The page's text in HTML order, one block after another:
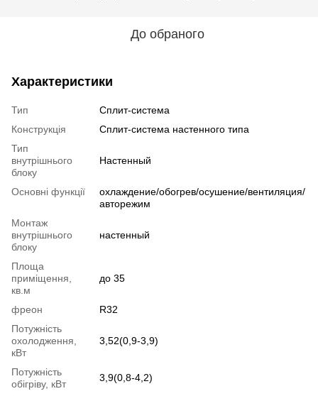
До обраного
Характеристики
Тип
Сплит-система
Конструкція
Cплит-система настенного типа
Тип
внутрішнього
блоку
Настенный
Основні функції
охлаждение/обогрев/осушение/вентиляция/
авторежим
Монтаж
внутрішнього
блоку
настенный
Площа
приміщення,
кв.м
до 35
фреон
R32
Потужність
охолодження,
кВт
3,52(0,9-3,9)
Потужність
обігріву, кВт
3,9(0,8-4,2)